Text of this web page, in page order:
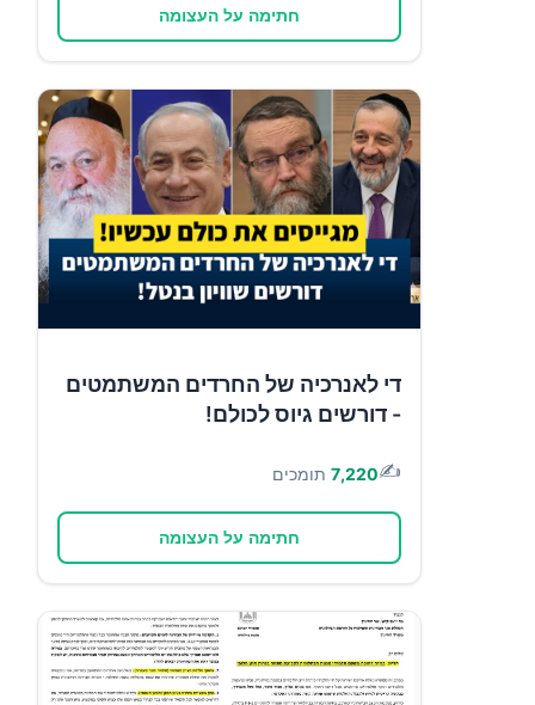
חתימה על העצומה
די לאנרכיה של החרדים המשתמטים
- דורשים גיוס לכולם!
✍️
7,220 תומכים
חתימה על העצומה